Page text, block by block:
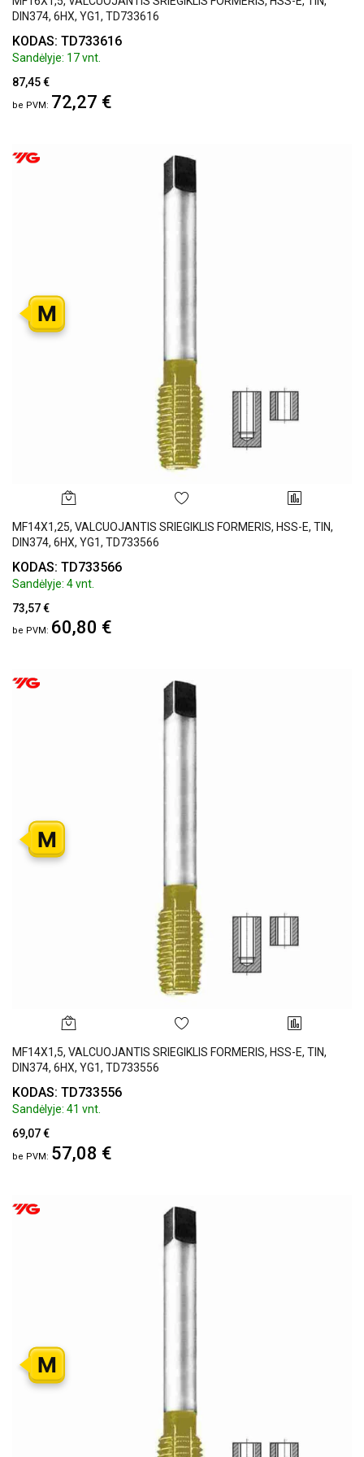
DIN374, 6HX, YG1, TD733616
KODAS: TD733616
Sandėlyje: 17 vnt.
87,45 €
72,27 €
M
MF14X1,25, VALCUOJANTIS SRIEGIKLIS FORMERIS, HSS-E, TIN,
DIN374, 6HX, YG1, TD733566
KODAS: TD733566
Sandėlyje: 4 vnt.
73,57 €
60,80 €
M
MF14X1,5, VALCUOJANTIS SRIEGIKLIS FORMERIS, HSS-E, TIN,
DIN374, 6HX, YG1, TD733556
KODAS: TD733556
Sandėlyje: 41 vnt.
69,07 €
57,08 €
M